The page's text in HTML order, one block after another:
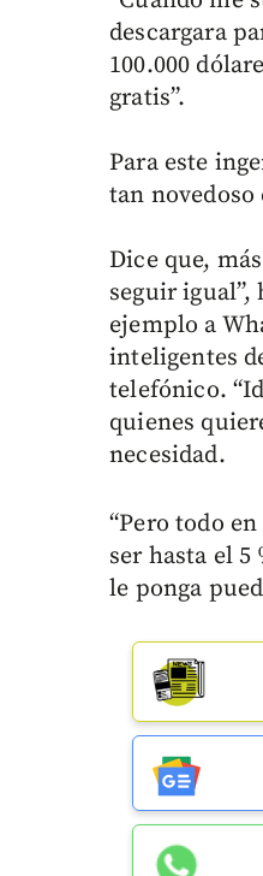
descargara
100.000
gratis”.
Para este
tan
Dice que,
seguir igual”,
ejemplo a
inteligentes
telefónico.
quienes
necesidad.
“Pero todo
ser hasta el
le ponga